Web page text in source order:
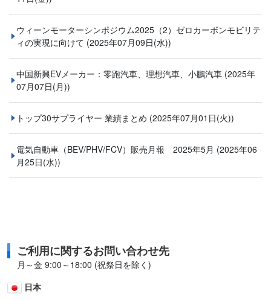
ウィーンモーターシンポジウム2025（2）ゼロカーボンモビリテ
ィの実現に向けて (2025年07月09日(水))
中国新興EVメーカー：零跑汽車、理想汽車、小鵬汽車 (2025年
07月07日(月))
トップ30サプライヤー 業績まとめ (2025年07月01日(火))
電気自動車（BEV/PHV/FCV）販売月報 2025年5月 (2025年06
月25日(水))
ご利用に関するお問い合わせ先
月～金 9:00～18:00 (祝祭日を除く)
日本